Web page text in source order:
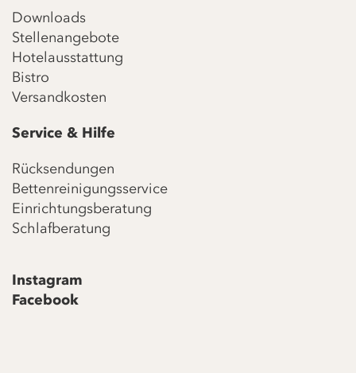
Downloads
Stellenangebote
Hotelausstattung
Bistro
Versandkosten
Service & Hilfe
Rücksendungen
Bettenreinigungsservice
Einrichtungsberatung
Schlafberatung
Instagram
Facebook